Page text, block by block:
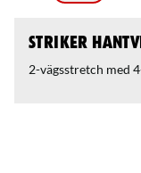
STRIKER
2-vägsstretch med